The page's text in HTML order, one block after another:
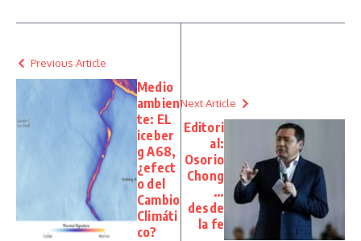
Previous Article
Medio
ambien
te: EL
iceber
g A68,
¿efect
o del
Cambio
Climáti
co?
Next Article
Editori
al:
Osorio
Chong
…
desde
la fe